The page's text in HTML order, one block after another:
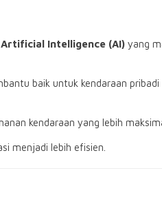
Intelligence (AI) yang
baik untuk kendaraan
kendaraan yang lebih
menjadi lebih efisien.